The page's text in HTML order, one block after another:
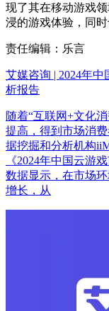
现了其在移动游戏
浸的游戏体验，同
责任编辑：乐言
艾媒咨询 | 2024年
析报告
随着“互联网+文化
提高，得到市场消
据挖掘和分析机构
《2024年中国云游
数据显示，在市场
增长，从